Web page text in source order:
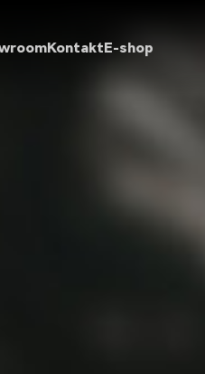
KontaktE-shop